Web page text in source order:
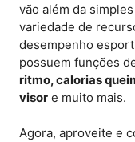
vão além da
variedade de
desempenho
possuem funções
ritmo, calorias
visor e muito mais.
Agora, aproveite e